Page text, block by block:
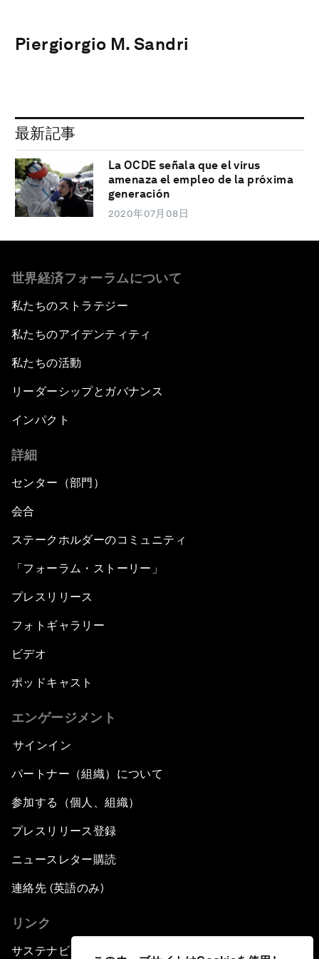
Piergiorgio M. Sandri
最新記事
La OCDE señala que el virus
amenaza el empleo de la próxima
generación
2020年07月08日
世界経済フォーラムについて
私たちのストラテジー
私たちのアイデンティティ
私たちの活動
リーダーシップとガバナンス
インパクト
詳細
センター（部門）
会合
ステークホルダーのコミュニティ
「フォーラム・ストーリー」
プレスリリース
フォトギャラリー
ビデオ
ポッドキャスト
エンゲージメント
サインイン
パートナー（組織）について
参加する（個人、組織）
プレスリリース登録
ニュースレター購読
連絡先 (英語のみ)
リンク
サステナビリティへの取り組み